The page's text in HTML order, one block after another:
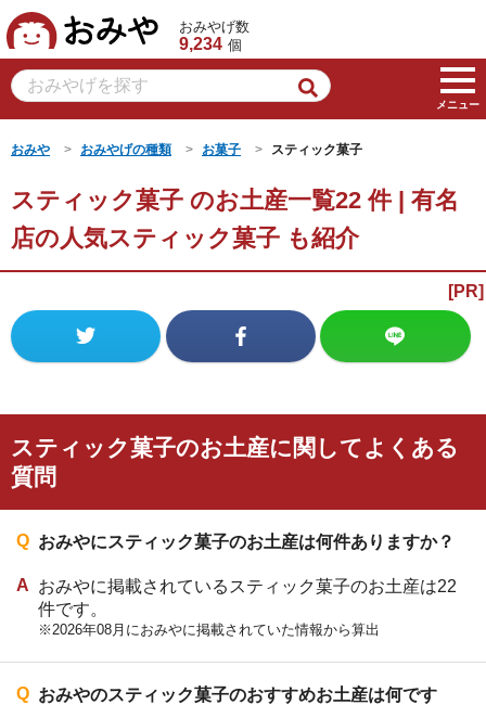
おみや
おみやげ数
9,234 個
メニュー
おみや おみやげの種類 お菓子 スティック菓子
スティック菓子 のお土産一覧22 件 | 有名
店の人気スティック菓子 も紹介
スティック菓子のお土産に関してよくある
質問
おみやにスティック菓子のお土産は何件ありますか？
おみやに掲載されているスティック菓子のお土産は22
件です。
※2026年08月におみやに掲載されていた情報から算出
おみやのスティック菓子のおすすめお土産は何です